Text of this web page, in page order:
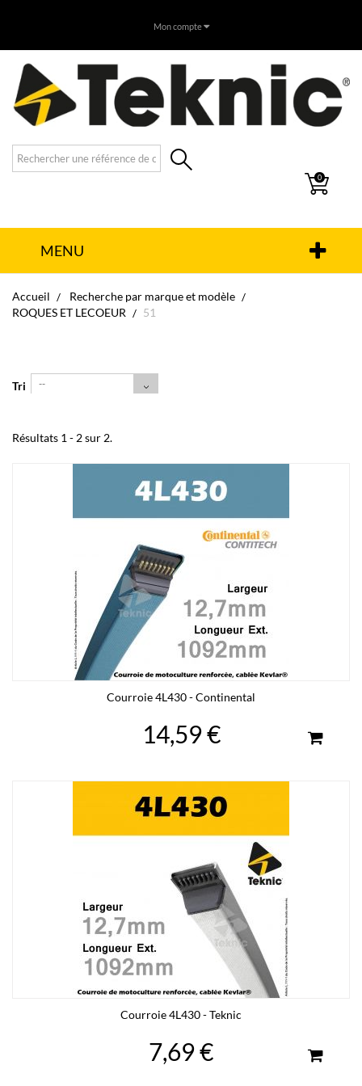
Mon compte
0
MENU
Accueil
Recherche par marque et modèle
ROQUES ET LECOEUR
51
Tri --
Résultats 1 - 2 sur 2.
Courroie 4L430 - Continental
14,59 €
Courroie 4L430 - Teknic
7,69 €